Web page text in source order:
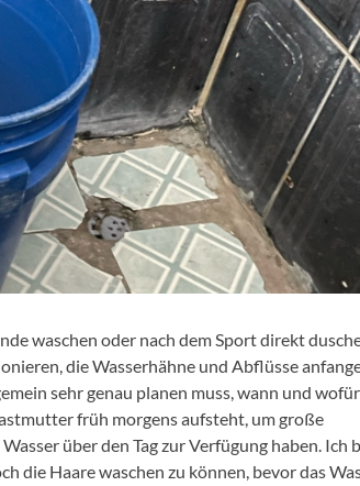
waschen oder nach dem Sport direkt
die Wasserhähne und Abflüsse
sehr genau planen muss, wann und
früh morgens aufsteht, um große
über den Tag zur Verfügung haben. Ich
die Haare waschen zu können, bevor das